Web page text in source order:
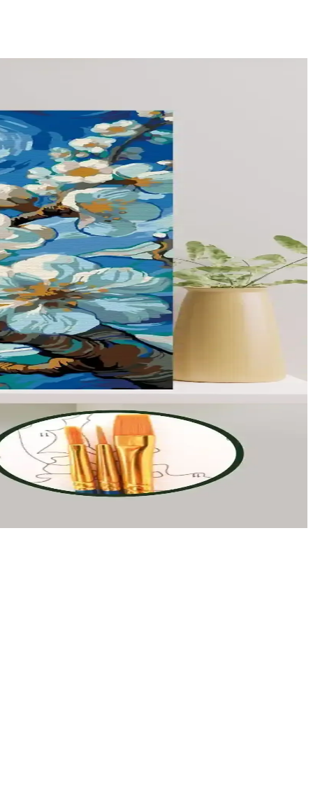
çok yönlü alanlar sunar.
mümkündür. Mekanın amacı ve çocuk oyun alanları dikkate
temizlik ve dayanıklılık açısından avantaj sağlar.
güvenli hem şık alanlar yaratılır.
esnek tasarımıyla sahada fark yaratır.
sanatsal becerilerin geliştirilmesine ve stres atmaya yönelik